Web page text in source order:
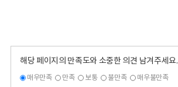
해당 페이지의 만족도와 소중한 의견 남겨주세요.
매우만족 만족 보통 불만족 매우불만족